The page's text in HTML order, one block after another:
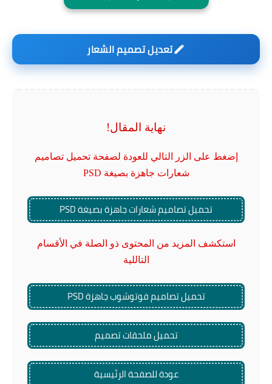
تعديل تصميم الشعار
نهاية المقال!
إضغط على الزر التالي للعودة لصفحة تحميل تصاميم
شعارات جاهزة بصيغة PSD
تحميل تصاميم شعارات جاهزة بصيغة PSD
استكشف المزيد من المحتوى ذو الصلة في الأقسام
التاللية
تحميل تصاميم فوتوشوب جاهزة PSD
تحميل ملحقات تصميم
عودة للصفحة الرئيسية